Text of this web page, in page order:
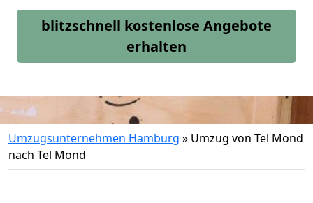
blitzschnell kostenlose Angebote
erhalten
Umzugsunternehmen Hamburg » Umzug von Tel Mond
nach Tel Mond